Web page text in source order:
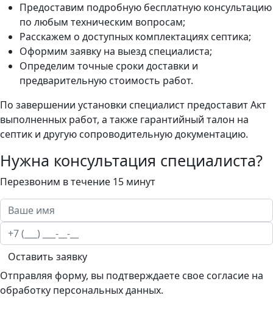
Предоставим подробную бесплатную консультацию
по любым техническим вопросам;
Расскажем о доступных комплектациях септика;
Оформим заявку на выезд специалиста;
Определим точные сроки доставки и
предварительную стоимость работ.
По завершении установки специалист предоставит Акт
выполненных работ, а также гарантийный талон на
септик и другую сопроводительную документацию.
Нужна консультация специалиста?
Перезвоним в течение 15 минут
Оставить заявку
Отправляя форму, вы подтверждаете свое согласие на
обработку персональных данных.